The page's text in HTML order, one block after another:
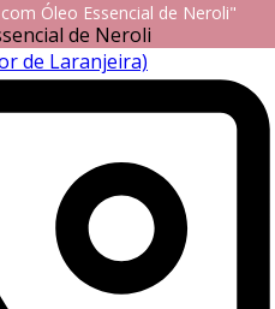
Óleo Essencial de Neroli"
de Neroli